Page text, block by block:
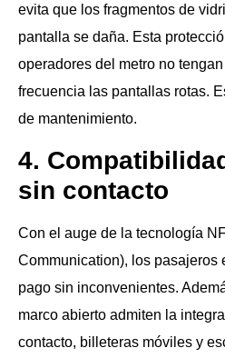
evita que los fragmentos de
pantalla se daña. Esta
operadores del metro no
frecuencia las pantallas rotas.
de mantenimiento.
4.
sin contacto
Con el auge de la tecnología
Communication), los pasajeros
pago sin inconvenientes.
marco abierto admiten la
contacto, billeteras móviles y